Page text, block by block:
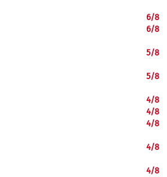
6/8
6/8
5/8
5/8
4/8
4/8
4/8
4/8
4/8